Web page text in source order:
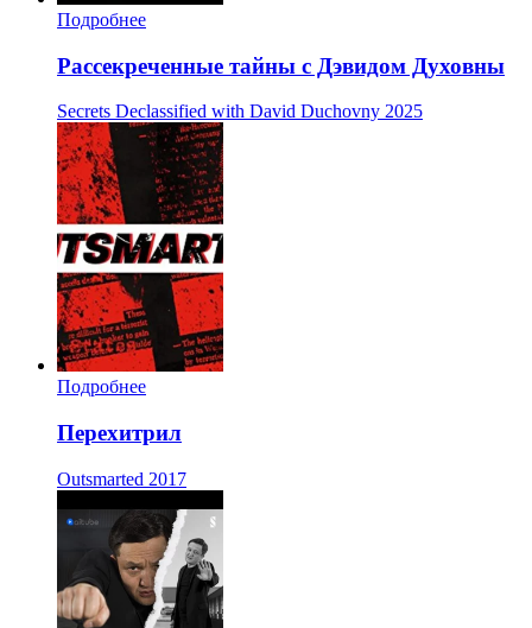
Подробнее
Рассекреченные тайны с Дэвидом Духовны
Secrets Declassified with David Duchovny 2025
Подробнее
Перехитрил
Outsmarted 2017